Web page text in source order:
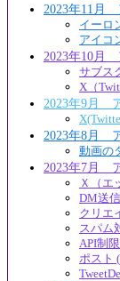
2023年11月
イーロ
アイコ
2023年10月
サブス
X（
2023年9月
2023年8月
動画の
2023年7月
Ｘ（エ
DM送
クリエ
スパム
API制
ポスト